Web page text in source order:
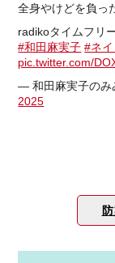
全身やけどを負っ
radikoタイムフリ
#和田麻実子 #ネ
pic.twitter.com/
— 和田麻実子のみ
2025